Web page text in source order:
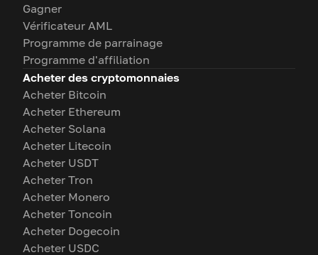
Gagner
Vérificateur AML
Programme de parrainage
Programme d'affiliation
Acheter des cryptomonnaies
Acheter Bitcoin
Acheter Ethereum
Acheter Solana
Acheter Litecoin
Acheter USDT
Acheter Tron
Acheter Monero
Acheter Toncoin
Acheter Dogecoin
Acheter USDC